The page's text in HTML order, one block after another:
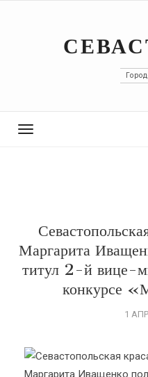
Toggle
Маргарита
титул 2-й вице-
конкурсе
1